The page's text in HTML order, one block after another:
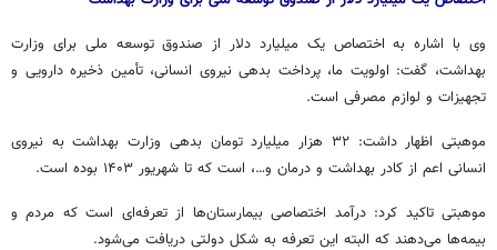
وی با اشاره به اختصاص یک میلیارد دلار از صندوق توسعه ملی برای وزارت
بهداشت، گفت: اولویت ما، پرداخت بدهی نیروی انسانی، تأمین ذخیره دارویی و
تجهیزات و لوازم مصرفی است.
موهبتی اظهار داشت: ۳۲ هزار میلیارد تومان بدهی وزارت بهداشت به نیروی
انسانی اعم از کادر بهداشت و درمان و…، است که تا شهریور ۱۴۰۳ بوده است.
موهبتی تاکید کرد: درآمد اختصاصی بیمارستان‌ها از تعرفه‌ای است که مردم و
بیمه‌ها می‌دهند که البته این تعرفه به شکل دولتی دریافت می‌شود.